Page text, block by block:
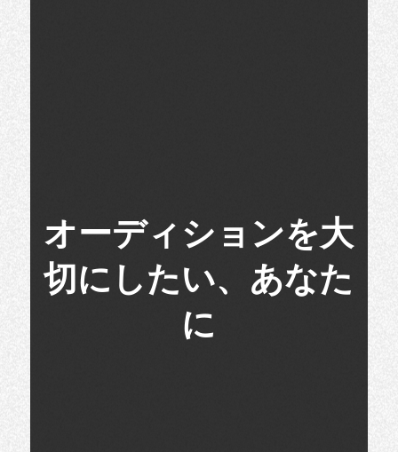
オーディションを大
切にしたい、あなた
に